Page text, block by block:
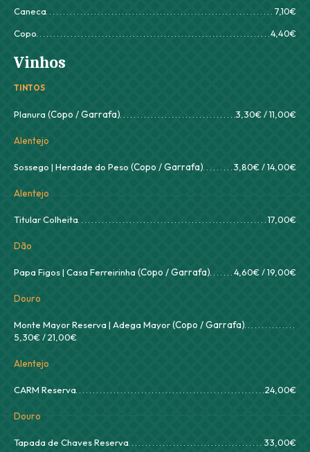
Caneca
7,10€
Copo
4,40€
Vinhos
TINTOS
Planura (Copo / Garrafa) 3,30€ / 11,00€
Alentejo
Sossego | Herdade do Peso (Copo / Garrafa) 3,80€ / 14,00€
Alentejo
Titular Colheita 17,00€
Dão
Papa Figos | Casa Ferreirinha (Copo / Garrafa) 4,60€ / 19,00€
Douro
Monte Mayor Reserva | Adega Mayor(Copo / Garrafa)
5,30€ / 21,00€
Alentejo
CARM Reserva 24,00€
Douro
Tapada de Chaves Reserva 33,00€